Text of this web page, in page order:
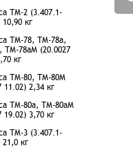
ТМ-2 (3.407.1-
10,90 кг
ТМ-78, ТМ-78а,
ТМ-78аМ (20.0027
кг
ТМ-80, ТМ-80М
11.02) 2,34 кг
ТМ-80а, ТМ-80аМ
19.02) 3,70 кг
ТМ-3 (3.407.1-
21,0 кг